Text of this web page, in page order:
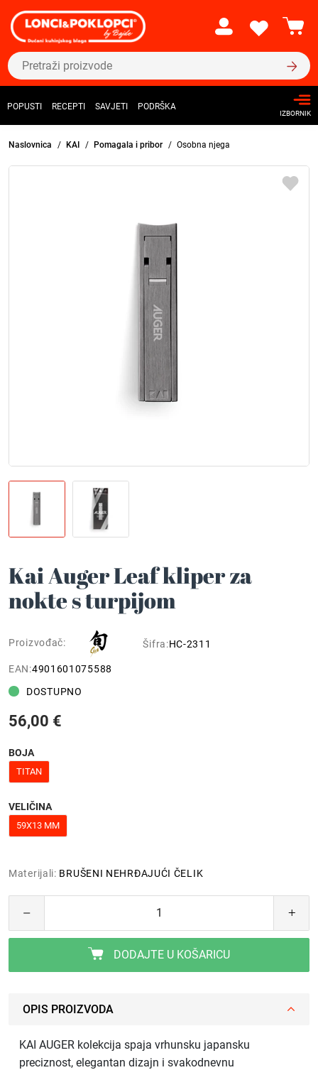
POPUSTI RECEPTI SAVJETI PODRŠKA
IZBORNIK
Naslovnica KAI Pomagala i pribor Osobna njega
Kai Auger Leaf kliper za
nokte s turpijom
Proizvođač: Šifra:HC-2311
EAN:4901601075588
DOSTUPNO
56,00 €
BOJA
TITAN
VELIČINA
59X13 MM
Materijali: BRUŠENI NEHRĐAJUĆI ČELIK
DODAJTE U KOŠARICU
OPIS PROIZVODA
KAI AUGER kolekcija spaja vrhunsku japansku
preciznost, elegantan dizajn i svakodnevnu